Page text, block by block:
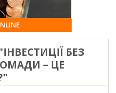
БЕЗ
– ЦЕ